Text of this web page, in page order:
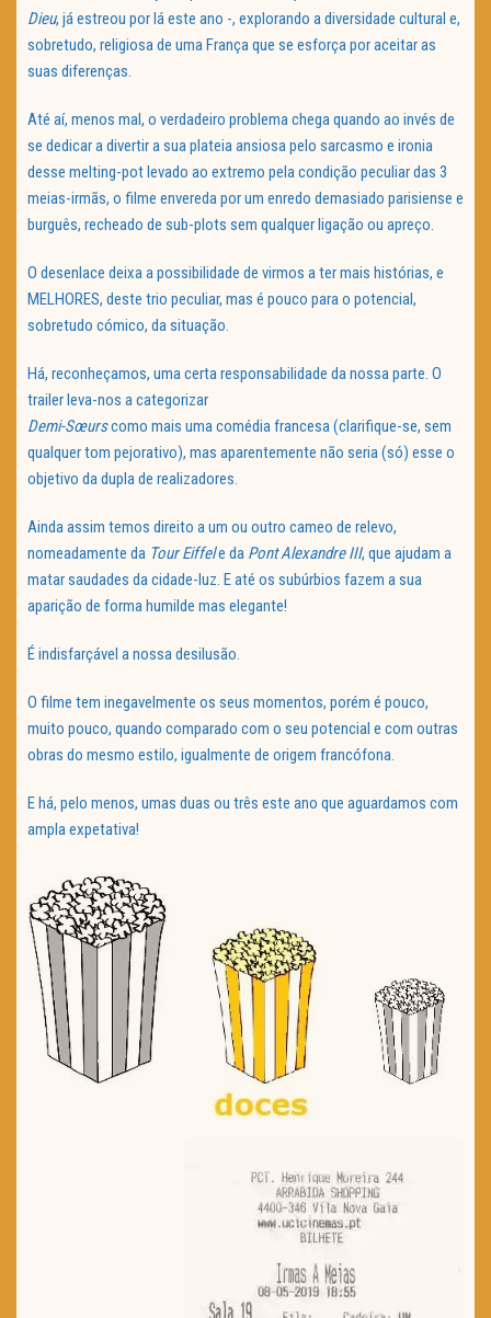
Dieu, já estreou por lá este ano -, explorando a diversidade cultural e,
sobretudo, religiosa de uma França que se esforça por aceitar as
suas diferenças.
Até aí, menos mal, o verdadeiro problema chega quando ao invés de
se dedicar a divertir a sua plateia ansiosa pelo sarcasmo e ironia
desse melting-pot levado ao extremo pela condição peculiar das 3
meias-irmãs, o filme envereda por um enredo demasiado parisiense e
burguês, recheado de sub-plots sem qualquer ligação ou apreço.
O desenlace deixa a possibilidade de virmos a ter mais histórias, e
MELHORES, deste trio peculiar, mas é pouco para o potencial,
sobretudo cómico, da situação.
Há, reconheçamos, uma certa responsabilidade da nossa parte. O
trailer leva-nos a categorizar
Demi-Sœurscomo mais uma comédia francesa (clarifique-se, sem
qualquer tom pejorativo), mas aparentemente não seria (só) esse o
objetivo da dupla de realizadores.
Ainda assim temos direito a um ou outro cameo de relevo,
nomeadamente da Tour Eiffele da Pont Alexandre III, que ajudam a
matar saudades da cidade-luz. E até os subúrbios fazem a sua
aparição de forma humilde mas elegante!
É indisfarçável a nossa desilusão.
O filme tem inegavelmente os seus momentos, porém é pouco,
muito pouco, quando comparado com o seu potencial e com outras
obras do mesmo estilo, igualmente de origem francófona.
E há, pelo menos, umas duas ou três este ano que aguardamos com
ampla expetativa!